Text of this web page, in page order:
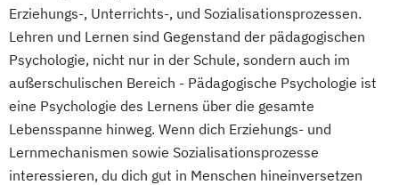
Erziehungs-, Unterrichts-, und Sozialisationsprozessen.
Lehren und Lernen sind Gegenstand der pädagogischen
Psychologie, nicht nur in der Schule, sondern auch im
außerschulischen Bereich - Pädagogische Psychologie ist
eine Psychologie des Lernens über die gesamte
Lebensspanne hinweg. Wenn dich Erziehungs- und
Lernmechanismen sowie Sozialisationsprozesse
interessieren, du dich gut in Menschen hineinversetzen